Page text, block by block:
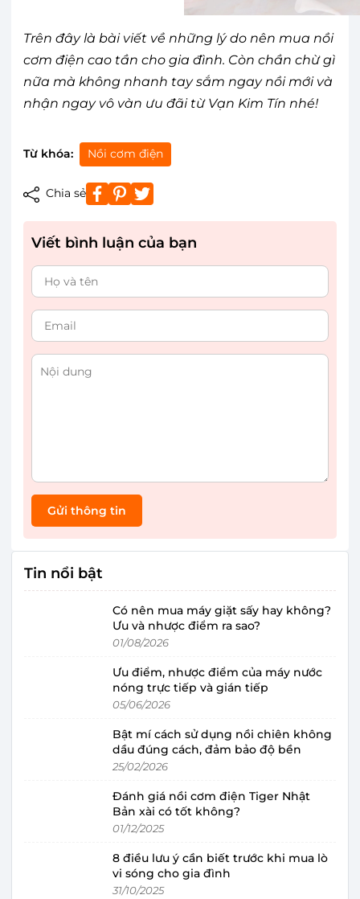
Trên đây là bài viết về những lý do nên mua nồi
cơm điện cao tần cho gia đình. Còn chần chừ gì
nữa mà không nhanh tay sắm ngay nồi mới và
nhận ngay vô vàn ưu đãi từ Vạn Kim Tín nhé!
Từ khóa: Nồi cơm điện
Chia sẻ
Viết bình luận của bạn
Gửi thông tin
Tin nổi bật
Có nên mua máy giặt sấy hay không?
Ưu và nhược điểm ra sao?
01/08/2026
Ưu điểm, nhược điểm của máy nước
nóng trực tiếp và gián tiếp
05/06/2026
Bật mí cách sử dụng nồi chiên không
dầu đúng cách, đảm bảo độ bền
25/02/2026
Đánh giá nồi cơm điện Tiger Nhật
Bản xài có tốt không?
01/12/2025
8 điều lưu ý cần biết trước khi mua lò
vi sóng cho gia đình
31/10/2025